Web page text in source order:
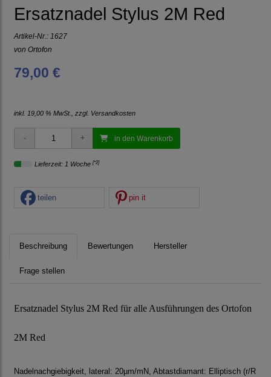
Ersatznadel Stylus 2M Red
Artikel-Nr.: 1627
von Ortofon
79,00 €
inkl. 19,00 % MwSt., zzgl. Versandkosten
in den Warenkorb
Lieferzeit: 1 Woche [*2]
teilen pin it
Beschreibung Bewertungen Hersteller
Frage stellen
Ersatznadel Stylus 2M Red für alle Ausführungen des Ortofon
2M Red
Nadelnachgiebigkeit, lateral: 20µm/mN, Abtastdiamant: Elliptisch (r/R